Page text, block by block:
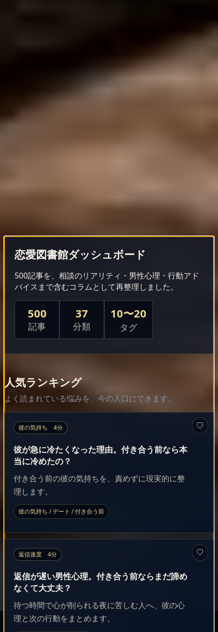
恋愛図書館ダッシュボード
500記事を、相談のリアリティ・男性心理・行動アド
バイスまで含むコラムとして再整理しました。
500
記事
37
分類
10〜20
タグ
人気ランキング
よく読まれている悩みを、今の入口にできます。
彼の気持ち 4分
彼が急に冷たくなった理由。付き合う前なら本
当に冷めたの？
付き合う前の彼の気持ちを、責めずに現実的に整
理します。
彼の気持ち / デート / 付き合う前
♡
返信速度 4分
返信が遅い男性心理。付き合う前ならまだ諦め
なくて大丈夫？
待つ時間で心が削られる夜に苦しむ人へ、彼の心
理と次の行動をまとめます。
♡